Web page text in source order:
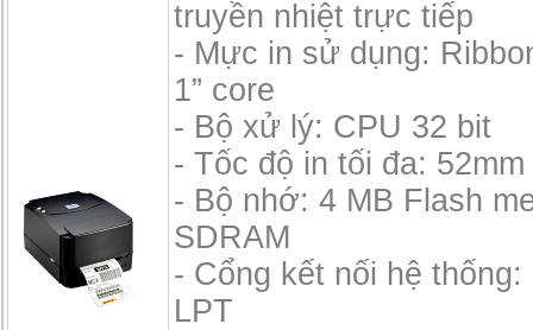
truyền nhiệt trực tiếp
- Mực in sử dụng:
1” core
- Bộ xử lý: CPU 32 bit
- Tốc độ in tối đa: 52mm
- Bộ nhớ: 4 MB Flash
SDRAM
- Cổng kết nối hệ thống:
LPT